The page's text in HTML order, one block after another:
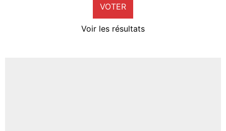
VOTER
Voir les résultats